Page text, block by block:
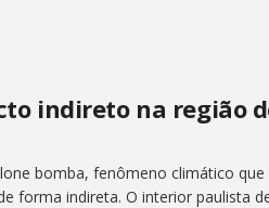
indireto na região
bomba, fenômeno climático
forma indireta. O interior paulista